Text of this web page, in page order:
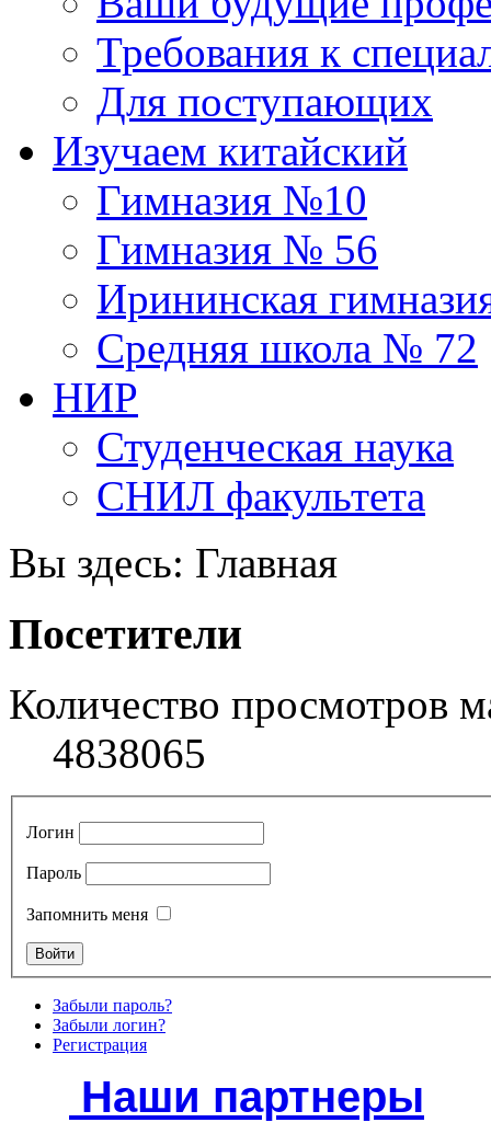
Требования к
Для поступающих
Изучаем китайский
Гимназия №10
Гимназия № 56
Ирининская
Средняя школа № 72
НИР
Студенческая наука
СНИЛ факультета
Вы здесь: Главная
Посетители
Количество просмотров
4838065
Логин
Пароль
Запомнить меня
Забыли пароль?
Забыли логин?
Регистрация
Наши партнеры